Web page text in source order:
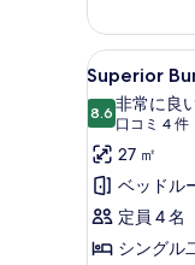
の
写
真
を
表
示
す
る
の
細
Superior
Bunker
Double,
No
Ocean
view
の
4
Superior
8.610 点中 8.6
非常に良
口コミ 4 件
(口
コ
ミ
4
件)
27 ㎡
ベッドル
定員 4 名
シングル